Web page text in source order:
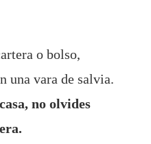
o bolso,
una vara de salvia.
no olvides